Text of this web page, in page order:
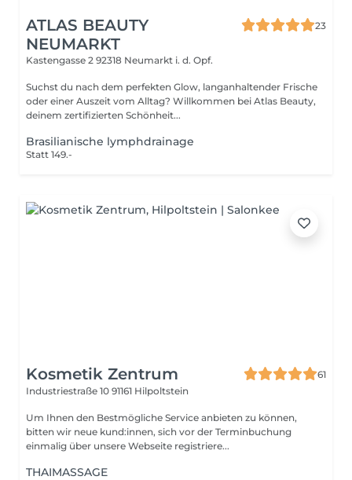
ATLAS BEAUTY
NEUMARKT
23
Kastengasse 2 92318 Neumarkt i. d. Opf.
Suchst du nach dem perfekten Glow, langanhaltender Frische
oder einer Auszeit vom Alltag? Willkommen bei Atlas Beauty,
deinem zertifizierten Schönheit...
Brasilianische lymphdrainage
Statt 149.-
Kosmetik Zentrum
61
Industriestraße 10 91161 Hilpoltstein
Um Ihnen den Bestmögliche Service anbieten zu können,
bitten wir neue kund:innen, sich vor der Terminbuchung
einmalig über unsere Webseite registriere...
THAIMASSAGE